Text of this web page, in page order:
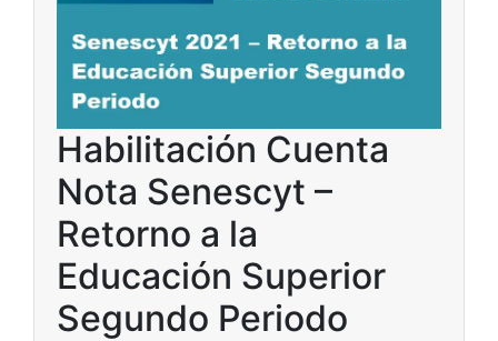
Habilitación Cuenta
Nota Senescyt –
Retorno a la
Educación Superior
Segundo Periodo